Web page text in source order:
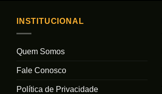
INSTITUCIONAL
Quem Somos
Fale Conosco
Política de Privacidade